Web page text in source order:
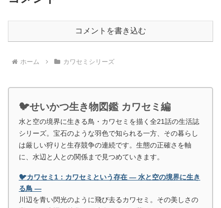
コメントを書き込む
ホーム カワセミシリーズ
🐦せいかつ生き物図鑑 カワセミ編
水と空の境界に生きる鳥・カワセミを描く全21話の生活誌
シリーズ。宝石のような羽色で知られる一方、その暮らし
は厳しい狩りと生存競争の連続です。生態の正確さを軸
に、水辺と人との関係まで見つめていきます。
🐦カワセミ1：カワセミという存在 ― 水と空の境界に生き
る鳥 ―
川辺を青い閃光のように飛び去るカワセミ。その美しさの